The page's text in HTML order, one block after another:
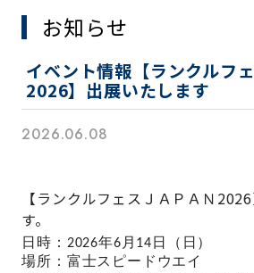
お知らせ
イベント情報【ランクルフ
2026】出展いたします
2026.06.08
【ランクルフェスＪＡＰＡＮ
す。
日時：2026年6月14 日（日）
場所：富士スピードウエイ